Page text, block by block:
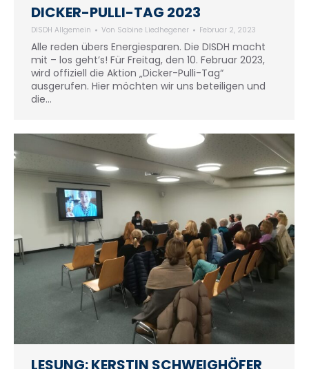
DICKER-PULLI-TAG 2023
DISDH Allgemein Von Sabine Liedhegener Februar 2, 2023
Alle reden übers Energiesparen. Die DISDH macht
mit – los geht’s! Für Freitag, den 10. Februar 2023,
wird offiziell die Aktion „Dicker-Pulli-Tag“
ausgerufen. Hier möchten wir uns beteiligen und
die…
LESUNG: KERSTIN SCHWEIGHÖFER